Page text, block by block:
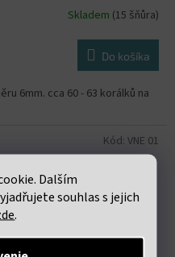
Dalším
souhlas s jejich
.
Skladem (15 šňůra)
Do košíka
6mm. cca 60 - 63 korálků na
Kód: VNE 01